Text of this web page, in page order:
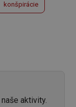
konšpirácie
aktivity.